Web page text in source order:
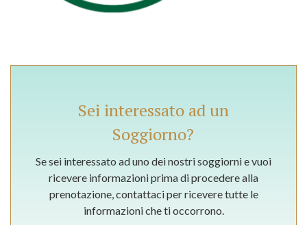
Sei interessato ad un
Soggiorno?
Se sei interessato ad uno dei nostri soggiorni e vuoi
ricevere informazioni prima di procedere alla
prenotazione, contattaci per ricevere tutte le
informazioni che ti occorrono.